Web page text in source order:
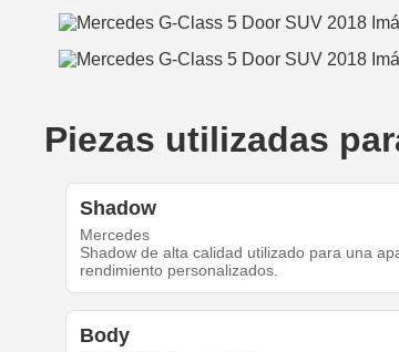
Piezas utilizadas
Shadow
Mercedes
Shadow de alta calidad utilizado para una
rendimiento personalizados.
Body